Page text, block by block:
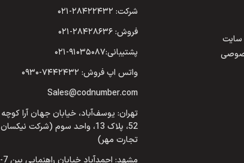
سایت
شرکت: ۲۸۴۲۲۴۳۲-۰۲۱
فروش: ۲۸۴۲۸۶۳۶-۰۲۱
پشتیبانی:۹۱۰۳۵۰۸۷-۰۲۱
واتس اپ فروش: ۷۴۴۲۴۳۲-۰۹۳۰
Sales@codnumber.com
تهران: یوسف‌آباد، خیابان جهان آرا کوچه
52، پلاک 13، واحد سوم (شرکت نیکسان
تجارت مهر)